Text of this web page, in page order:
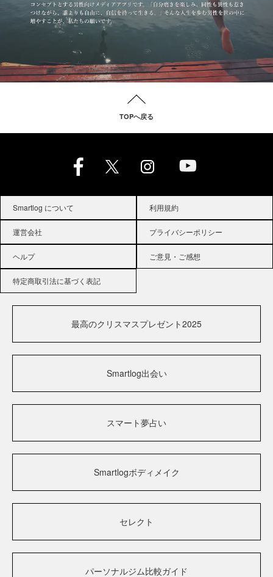
TOPへ戻る
Smartlog について 利用規約
運営会社 プライバシーポリシー
ヘルプ ご意見・ご感想
特定商取引法に基づく表記
最高のクリスマスプレゼント2025
Smartlog出会い
スマート夢占い
Smartlogボディメイク
セレクト
パーソナルジム比較ガイド